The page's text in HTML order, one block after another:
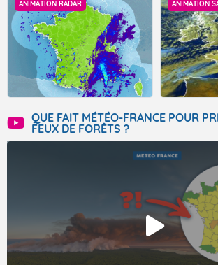
ANIMATION RADAR ANIMATION
QUE FAIT MÉTÉO-FRANCE POUR
FEUX DE FORÊTS ?